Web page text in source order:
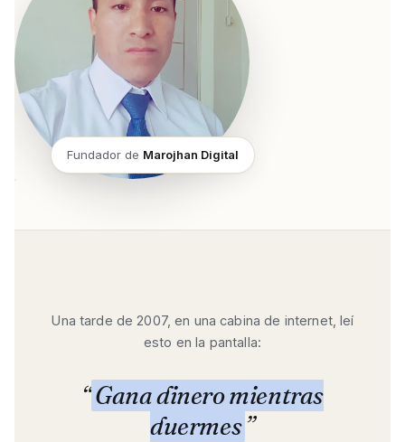
Fundador de Marojhan Digital
Una tarde de 2007, en una cabina de internet, leí
esto en la pantalla:
“Gana dinero mientras
duermes”